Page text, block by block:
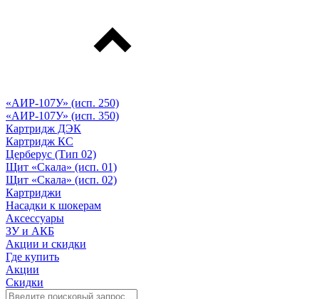
«АИР-107У» (исп. 250)
«АИР-107У» (исп. 350)
Картридж ДЭК
Картридж КС
Церберус (Тип 02)
Щит «Скала» (исп. 01)
Щит «Скала» (исп. 02)
Картриджи
Насадки к шокерам
Аксессуары
ЗУ и АКБ
Акции и скидки
Где купить
Акции
Скидки